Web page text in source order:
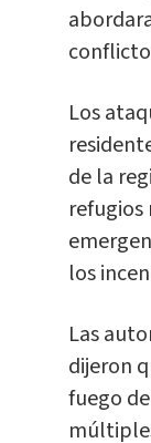
conflicto
Los
de la
refugios
los
Las
dijeron
fuego